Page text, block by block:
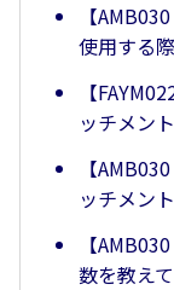
【
使用する
【
ッチメン
【
ッチメン
【
数を教え